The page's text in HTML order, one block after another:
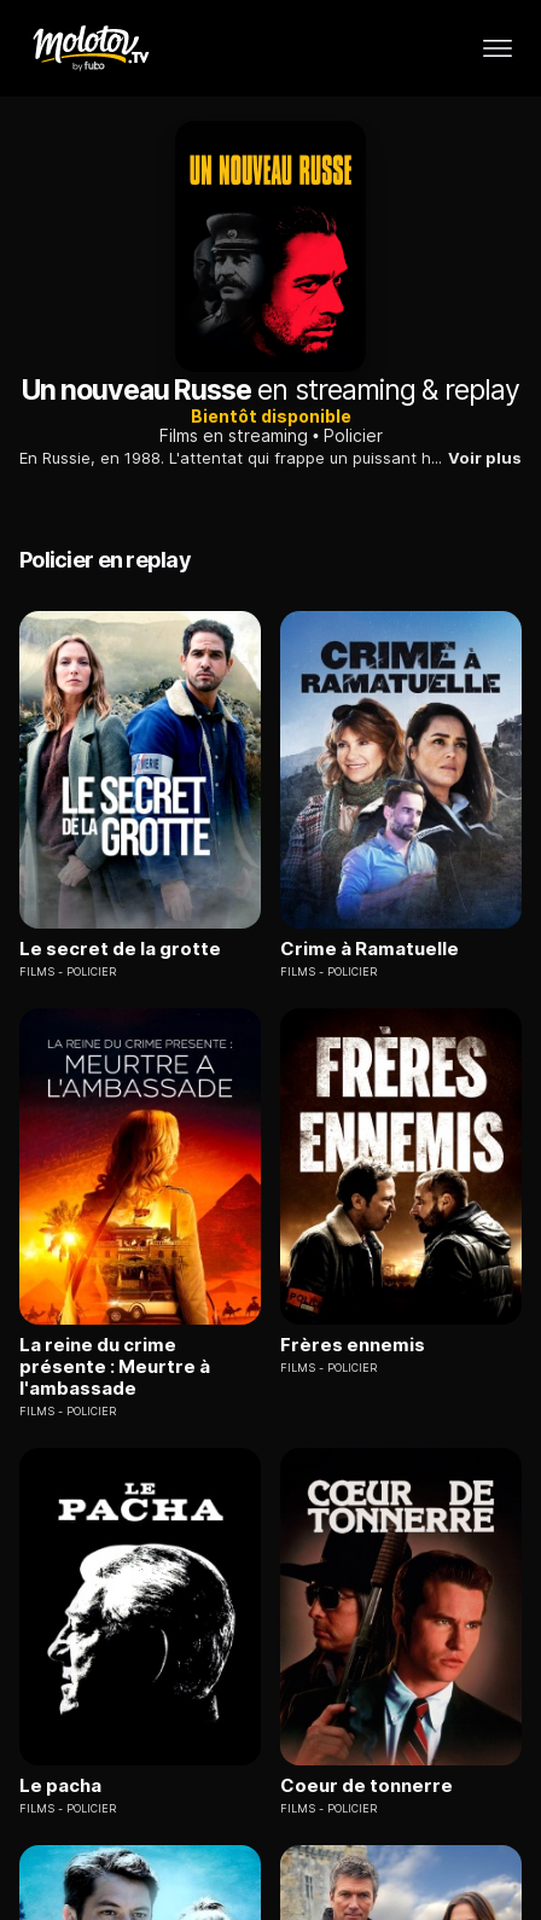
Un nouveau Russe en streaming & replay
Bientôt disponible
Films en streaming
Policier
En Russie, en 1988. L'attentat qui frappe un puissant homme d'affaires déclenche une enquête qui permet de lever les nombreuses zones d'ombre de son passé... Voir plus
Policier en replay
Le secret de la grotte
FILMS POLICIER
Crime à Ramatuelle
FILMS POLICIER
La reine du crime
présente : Meurtre à
l'ambassade
FILMS POLICIER
Frères ennemis
FILMS POLICIER
Le pacha
FILMS POLICIER
Coeur de tonnerre
FILMS POLICIER